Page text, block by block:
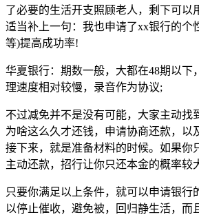
了必要的生活开支照顾老人，剩下可以
适当补上一句：我也申请了xx银行的个
等)提高成功率!
华夏银行：期数一般，大都在48期以下
理速度相对较慢，录音作为协议;
不过减免并不是没有可能，大家主动找
为啥这么久才还钱，申请协商还款，以
接下来，就是准备材料的时候。如果你
主动还款，招行让你只还本金的概率较
只要你满足以上条件，就可以申请银行
以停止催收，避免被，回归静生活，而